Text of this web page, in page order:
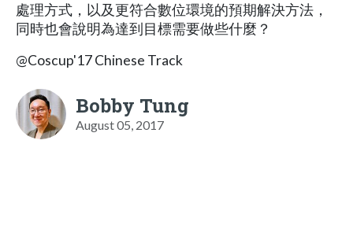
處理方式，以及更符合數位環境的預期解決方法，
同時也會說明為達到目標需要做些什麼？
@Coscup'17 Chinese Track
Bobby Tung
August 05, 2017